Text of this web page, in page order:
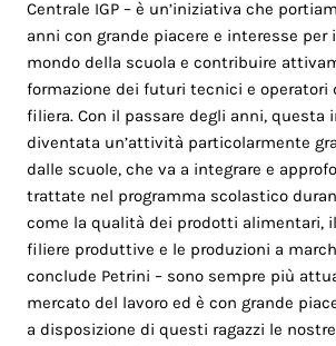
Centrale IGP – è un’iniziativa che
anni con grande piacere e interesse per
mondo della scuola e contribuire
formazione dei futuri tecnici e operatori
filiera. Con il passare degli anni, questa
diventata un’attività particolarmente
dalle scuole, che va a integrare e
trattate nel programma scolastico
come la qualità dei prodotti alimentari,
filiere produttive e le produzioni a
conclude Petrini – sono sempre più
mercato del lavoro ed è con grande
a disposizione di questi ragazzi le